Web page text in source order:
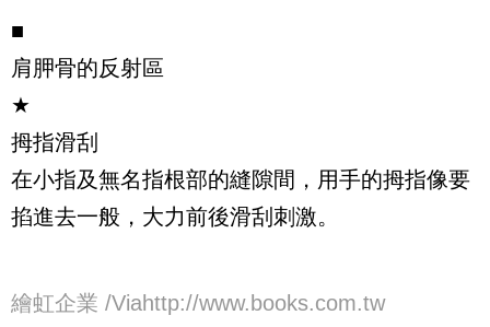
■
肩胛骨的反射區
★
拇指滑刮
在小指及無名指根部的縫隙間，用手的拇指像要
掐進去一般，大力前後滑刮刺激。
繪虹企業 /Viahttp://www.books.com.tw